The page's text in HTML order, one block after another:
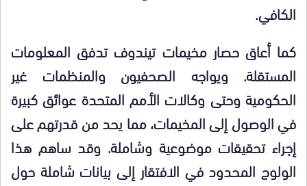
الكافي.
كما أعاق حصار مخيمات تيندوف تدفق المعلومات
المستقلة. ويواجه الصحفيون والمنظمات غير
الحكومية وحتى وكالات الأمم المتحدة عوائق كبيرة
في الوصول إلى المخيمات، مما يحد من قدرتهم على
إجراء تحقيقات موضوعية وشاملة. وقد ساهم هذا
الولوج المحدود في الافتقار إلى بيانات شاملة حول